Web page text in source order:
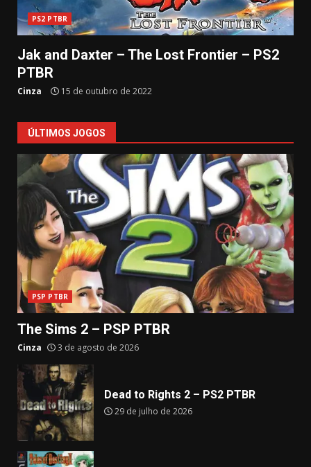
PS2 PTBR
Jak and Daxter – The Lost Frontier – PS2
PTBR
Cinza 15 de outubro de 2022
ÚLTIMOS JOGOS
PSP PTBR
The Sims 2 – PSP PTBR
Cinza 3 de agosto de 2026
Dead to Rights 2 – PS2 PTBR
29 de julho de 2026